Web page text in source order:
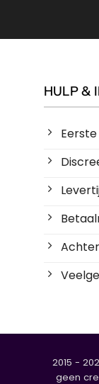
HULP &
2015 -
geen